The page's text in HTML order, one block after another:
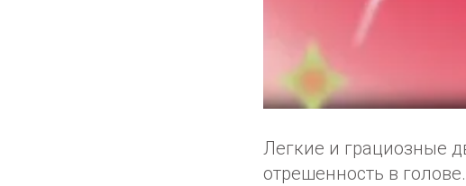
Легкие и грациозные
отрешенность в